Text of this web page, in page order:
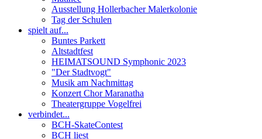
Ausstellung Hollerbacher Malerkolonie
Tag der Schulen
spielt auf...
Buntes Parkett
Altstadtfest
HEIMATSOUND Symphonic 2023
"Der Stadtvogt"
Musik am Nachmittag
Konzert Chor Maranatha
Theatergruppe Vogelfrei
verbindet...
BCH-SkateContest
BCH liest